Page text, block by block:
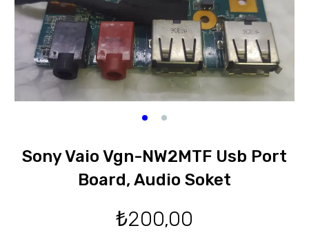
Sony Vaio Vgn-NW2MTF Usb Port
Board, Audio Soket
₺200,00